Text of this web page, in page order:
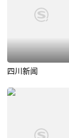
四川新闻